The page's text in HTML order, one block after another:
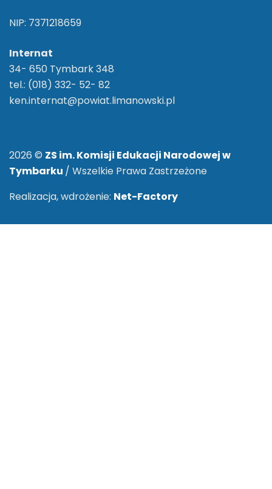
NIP: 7371218659
Internat
34- 650 Tymbark 348
tel.: (018) 332- 52- 82
ken.internat@powiat.limanowski.pl
2026 © ZS im. Komisji Edukacji Narodowej w
Tymbarku / Wszelkie Prawa Zastrzeżone
Realizacja, wdrożenie: Net-Factory